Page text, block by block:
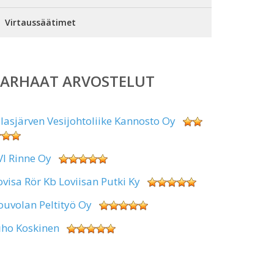
Virtaussäätimet
ARVOSTELUT
Vesijohtoliike Kannosto Oy
Rinne Oy
Rör Kb Loviisan Putki Ky
Peltityö Oy
Koskinen